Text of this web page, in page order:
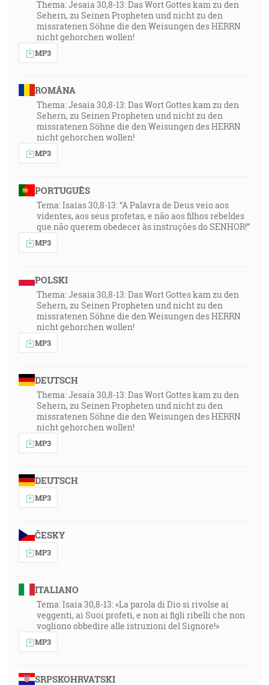
Thema: Jesaia 30,8-13: Das Wort Gottes kam zu den
Sehern, zu Seinen Propheten und nicht zu den
missratenen Söhne die den Weisungen des HERRN
nicht gehorchen wollen!
MP3
ROMÂNA
Thema: Jesaia 30,8-13: Das Wort Gottes kam zu den
Sehern, zu Seinen Propheten und nicht zu den
missratenen Söhne die den Weisungen des HERRN
nicht gehorchen wollen!
MP3
PORTUGUÊS
Tema: Isaías 30,8-13: “A Palavra de Deus veio aos
videntes, aos seus profetas, e não aos filhos rebeldes
que não querem obedecer às instruções do SENHOR!”
MP3
POLSKI
Thema: Jesaia 30,8-13: Das Wort Gottes kam zu den
Sehern, zu Seinen Propheten und nicht zu den
missratenen Söhne die den Weisungen des HERRN
nicht gehorchen wollen!
MP3
DEUTSCH
Thema: Jesaia 30,8-13: Das Wort Gottes kam zu den
Sehern, zu Seinen Propheten und nicht zu den
missratenen Söhne die den Weisungen des HERRN
nicht gehorchen wollen!
MP3
DEUTSCH
MP3
ČESKY
MP3
ITALIANO
Tema: Isaia 30,8-13: «La parola di Dio si rivolse ai
veggenti, ai Suoi profeti, e non ai figli ribelli che non
vogliono obbedire alle istruzioni del Signore!»
MP3
SRPSKOHRVATSKI